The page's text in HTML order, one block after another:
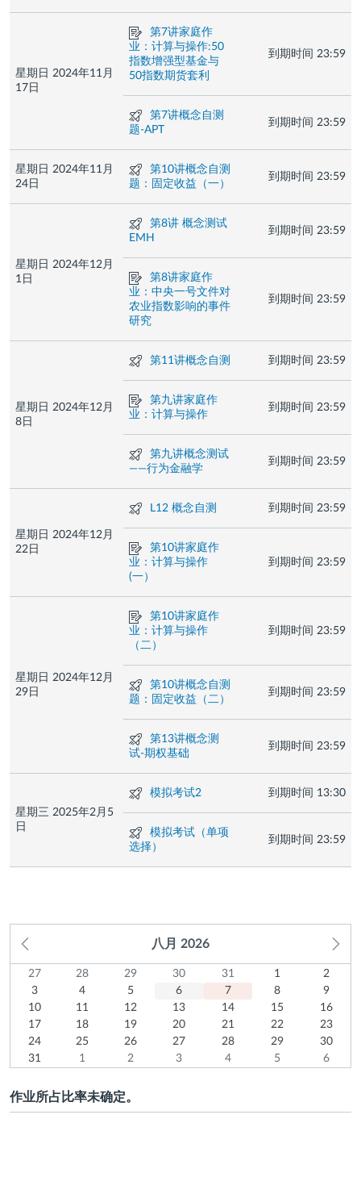
星期日 2024年11月
17日
作
业
第7讲家庭作
业：计算与操作:50
指数增强型基金与
50指数期货套利
到期时间 23:59
测
验
第7讲概念自测
题-APT
到期时间 23:59
星期日 2024年11月
24日
测
验
第10讲概念自测
题：固定收益（一）
到期时间 23:59
星期日 2024年12月
1日
测
验
第8讲 概念测试
EMH
到期时间 23:59
作
业
第8讲家庭作
业：中央一号文件对
农业指数影响的事件
研究
到期时间 23:59
星期日 2024年12月
8日
测
第11讲概念自测 到期时间 23:59
作
业
第九讲家庭作
业：计算与操作
到期时间 23:59
测
验
第九讲概念测试
——行为金融学
到期时间 23:59
星期日 2024年12月
22日
测
L12 概念自测 到期时间 23:59
作
业
第10讲家庭作
业：计算与操作
(一）
到期时间 23:59
星期日 2024年12月
29日
作
业
第10讲家庭作
业：计算与操作
（二）
到期时间 23:59
测
验
第10讲概念自测
题：固定收益（二）
到期时间 23:59
测
验
第13讲概念测
试-期权基础
到期时间 23:59
星期三 2025年2月5
日
测
模拟考试2 到期时间 13:30
测
验
模拟考试（单项
选择）
到期时间 23:59
个
月
八月 2026
星
期
日
星
期
一
星
期
二
星
期
三
星
期
四
星
期
五
星
期
六
27
July
2026
27
28
July
2026
28
29
July
2026
29
30
July
2026
30
31
July
2026
31
1
August
2026
1
2
August
2026
2
3
August
2026
3
4
August
2026
4
5
August
2026
5
6
August
2026
6
7
August
2026
7
8
August
2026
8
9
August
2026
9
10
August
2026
10
11
August
2026
11
12
August
2026
12
13
August
2026
13
14
August
2026
14
15
August
2026
15
16
August
2026
16
17
August
2026
17
18
August
2026
18
19
August
2026
19
20
August
2026
20
21
August
2026
21
22
August
2026
22
23
August
2026
23
24
August
24
25
August
25
26
August
26
27
August
27
28
August
28
29
August
29
30
August
30
31
2026
31
1
2026
1
个
2
2
个
3
3
4
4
5
5
6
6
作业所占比率未确定。